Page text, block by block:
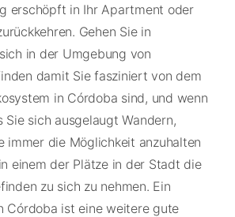
erschöpft in Ihr Apartment oder
Gehen Sie in
in der Umgebung von
damit Sie fasziniert von dem
in Córdoba sind, und wenn
Sie sich ausgelaugt Wandern,
immer die Möglichkeit anzuhalten
einem der Plätze in der Stadt die
zu sich zu nehmen. Ein
Córdoba ist eine weitere gute